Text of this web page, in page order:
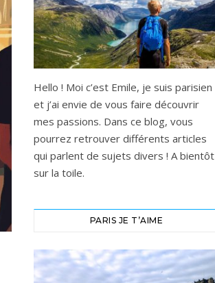
Hello ! Moi c’est Emile, je suis parisien
et j’ai envie de vous faire découvrir
mes passions. Dans ce blog, vous
pourrez retrouver différents articles
qui parlent de sujets divers ! A bientôt
sur la toile.
PARIS JE T’AIME